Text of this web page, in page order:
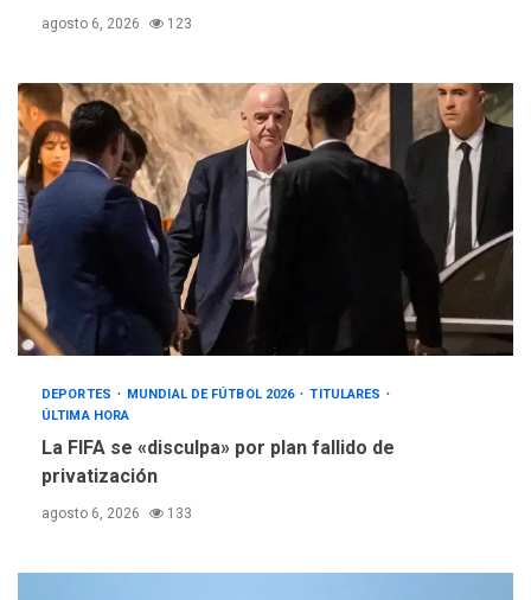
agosto 6, 2026 123
DEPORTES MUNDIAL DE FÚTBOL 2026
TITULARES
ÚLTIMA HORA
La FIFA se «disculpa» por plan fallido de
privatización
agosto 6, 2026 133